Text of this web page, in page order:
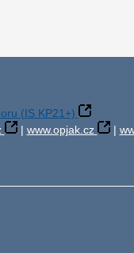
(IS KP21+)
| www.opjak.cz |